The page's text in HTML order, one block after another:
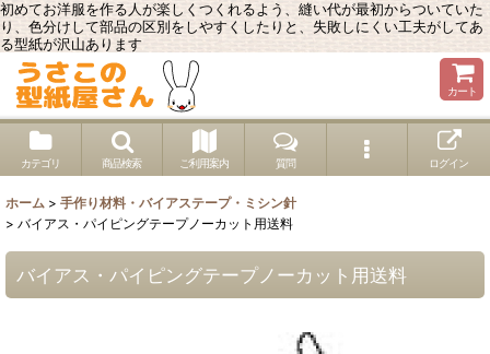
初めてお洋服を作る人が楽しくつくれるよう、縫い代が最初からついていた
り、色分けして部品の区別をしやすくしたりと、失敗しにくい工夫がしてあ
る型紙が沢山あります
カート
カテゴリ 商品検索 ご利用案内 質問 ログイン
ホーム > 手作り材料・バイアステープ・ミシン針
> バイアス・パイピングテープノーカット用送料
バイアス・パイピングテープノーカット用送料